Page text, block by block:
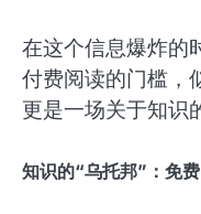
在这个信息爆炸的
付费阅读的门槛，
更是一场关于知识
知识的“乌托邦”：免